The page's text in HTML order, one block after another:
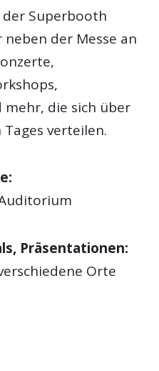
der Superbooth
der Messe an
mehr, die sich über
verteilen.
Präsentationen:
Orte